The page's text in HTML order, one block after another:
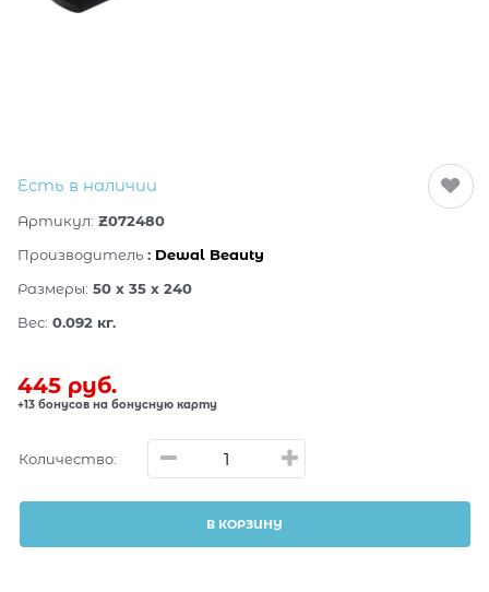
Есть в наличии
Артикул: Z072480
Производитель : Dewal Beauty
Размеры: 50 x 35 x 240
Вес: 0.092 кг.
445 руб.
+13 бонусов на бонусную карту
Количество:
В КОРЗИНУ